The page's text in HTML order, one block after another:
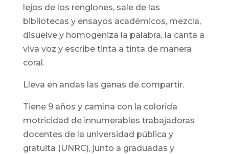
lejos de los renglones, sale de las
bibliotecas y ensayos académicos, mezcla,
disuelve y homogeniza la palabra, la canta a
viva voz y escribe tinta a tinta de manera
coral.
Lleva en andas las ganas de compartir.
Tiene 9 años y camina con la colorida
motricidad de innumerables trabajadoras
docentes de la universidad pública y
gratuita (UNRC), junto a graduadas y